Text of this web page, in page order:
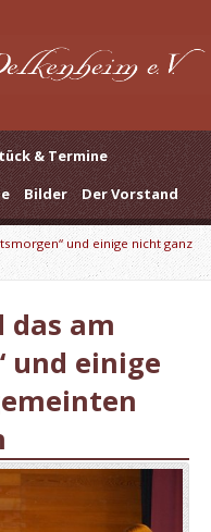
& Termine
Bilder Der Vorstand
und einige nicht ganz
das am
und einige